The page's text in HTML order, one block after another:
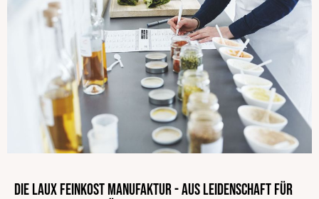
Die LAUX Feinkost Manufaktur - Aus Leidenschaft für